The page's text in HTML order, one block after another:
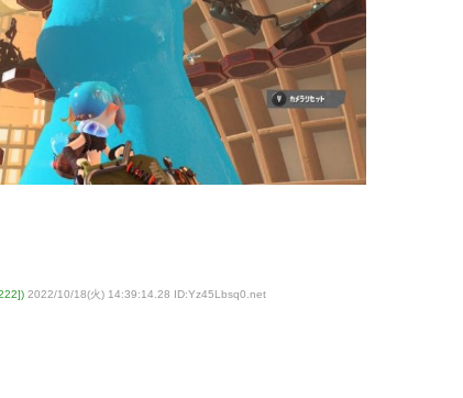
2022/10/18(火) 14:39:14.28 ID:Yz45Lbsq0.net